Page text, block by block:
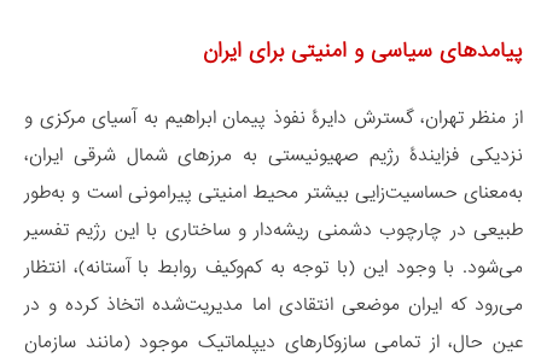
پیامدهای سیاسی و امنیتی برای ایران
از منظر تهران، گسترش دایرۀ نفوذ پیمان ابراهیم به آسیای مرکزی و
نزدیکی فزایندۀ رژیم صهیونیستی به مرزهای شمال شرقی ایران،
به‌معنای حساسیت‌زایی بیشتر محیط امنیتی پیرامونی است و به‌طور
طبیعی در چارچوب دشمنی ریشه‌دار و ساختاری با این رژیم تفسیر
می‌شود. با وجود این (با توجه به کم‌وکیف روابط با آستانه)، انتظار
می‌رود که ایران موضعی انتقادی اما مدیریت‌شده اتخاذ کرده و در
عین حال، از تمامی سازوکارهای دیپلماتیک موجود (مانند سازمان